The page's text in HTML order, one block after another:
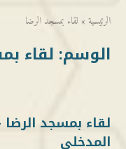
الرئيسية » لقاء بمسجد الرضا
الوسم: لقاء
لقاء بمسجد الرضا
المدخلي